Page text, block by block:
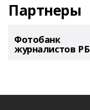
Партнеры
Фотобанк
журналистов РБ